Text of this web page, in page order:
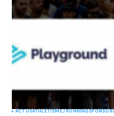
ACTUSATHLÉTISME / RUNNING